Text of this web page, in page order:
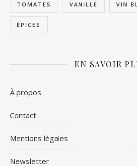
TOMATES VANILLE VIN
ÉPICES
EN SAVOIR
À propos
Contact
Mentions légales
Newsletter